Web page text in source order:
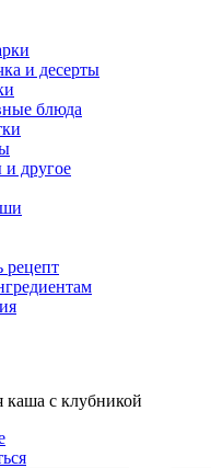
и десерты
блюда
другое
рецепт
каша с клубникой